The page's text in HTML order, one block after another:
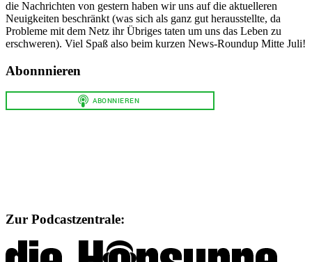
die Nachrichten von gestern haben wir uns auf die aktuelleren
Neuigkeiten beschränkt (was sich als ganz gut herausstellte, da
Probleme mit dem Netz ihr Übriges taten um uns das Leben zu
erschweren). Viel Spaß also beim kurzen News-Roundup Mitte Juli!
Abonnnieren
Zur Podcastzentrale: